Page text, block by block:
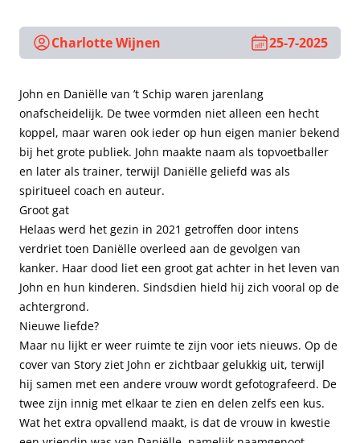
Charlotte Wijnen 25-7-2025
John en Daniëlle van ’t Schip waren jarenlang
onafscheidelijk. De twee vormden niet alleen een hecht
koppel, maar waren ook ieder op hun eigen manier bekend
bij het grote publiek. John maakte naam als topvoetballer
en later als trainer, terwijl Daniëlle geliefd was als
spiritueel coach en auteur.
Groot gat
Helaas werd het gezin in 2021 getroffen door intens
verdriet toen Daniëlle overleed aan de gevolgen van
kanker. Haar dood liet een groot gat achter in het leven van
John en hun kinderen. Sindsdien hield hij zich vooral op de
achtergrond.
Nieuwe liefde?
Maar nu lijkt er weer ruimte te zijn voor iets nieuws. Op de
cover van Story ziet John er zichtbaar gelukkig uit, terwijl
hij samen met een andere vrouw wordt gefotografeerd. De
twee zijn innig met elkaar te zien en delen zelfs een kus.
Wat het extra opvallend maakt, is dat de vrouw in kwestie